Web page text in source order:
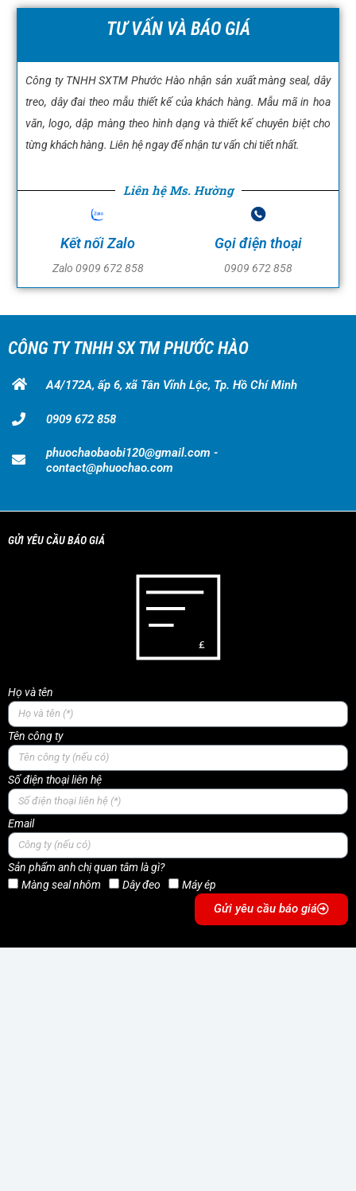
TƯ VẤN VÀ BÁO GIÁ
Công ty TNHH SXTM Phước Hào nhận sản xuất màng seal, dây
treo, dây đai theo mẫu thiết kế của khách hàng. Mẫu mã in hoa
văn, logo, dập màng theo hình dạng và thiết kế chuyên biệt cho
từng khách hàng. Liên hệ ngay để nhận tư vấn chi tiết nhất.
Liên hệ Ms. Hường
Kết nối Zalo
Zalo 0909 672 858
Gọi điện thoại
0909 672 858
CÔNG TY TNHH SX TM PHƯỚC HÀO
A4/172A, ấp 6, xã Tân Vĩnh Lộc, Tp. Hồ Chí Minh
0909 672 858
phuochaobaobi120@gmail.com -
contact@phuochao.com
GỬI YÊU CẦU BÁO GIÁ
Họ và tên
Tên công ty
Số điện thoại liên hệ
Email
Sản phẩm anh chị quan tâm là gì?
Màng seal nhôm
Dây đeo Máy ép
Gửi yêu cầu báo giá